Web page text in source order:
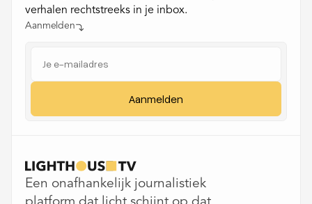
Een onafhankelijk journalistiek
verhalen rechtstreeks in je inbox.
Aanmelden